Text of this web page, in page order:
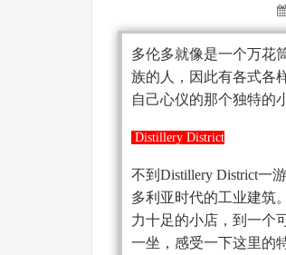
多伦多就像是一个万花
族的人，因此有各式各
自己心仪的那个独特的
Distillery District
不到Distillery District一
多利亚时代的工业建筑
力十足的小店，到一个
一坐，感受一下这里的